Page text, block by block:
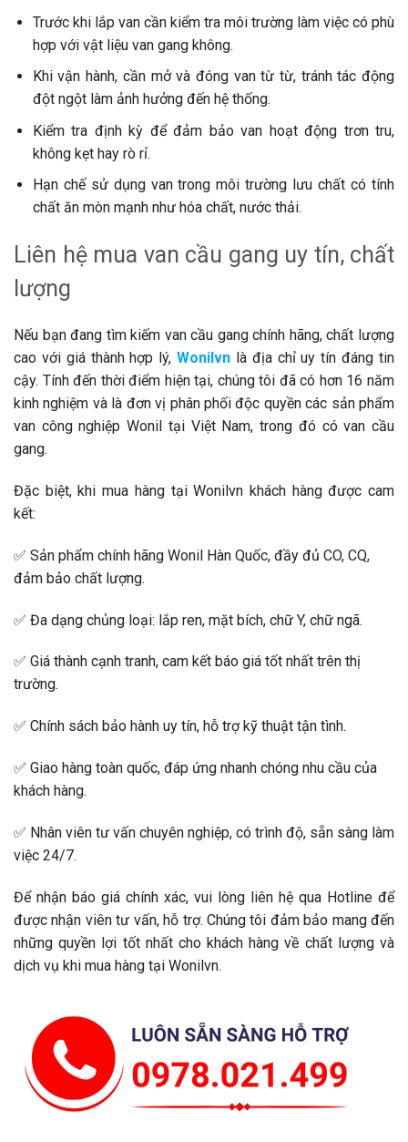
Trước khi lắp van cần kiểm tra môi trường làm việc có phù
hợp với vật liệu van gang không.
Khi vận hành, cần mở và đóng van từ từ, tránh tác động
đột ngột làm ảnh hưởng đến hệ thống.
Kiểm tra định kỳ để đảm bảo van hoạt động trơn tru,
không kẹt hay rò rỉ.
Hạn chế sử dụng van trong môi trường lưu chất có tính
chất ăn mòn mạnh như hóa chất, nước thải.
Liên hệ mua van cầu gang uy tín, chất
lượng
Nếu bạn đang tìm kiếm van cầu gang chính hãng, chất lượng
cao với giá thành hợp lý,Wonilvn là địa chỉ uy tín đáng tin
cậy. Tính đến thời điểm hiện tại, chúng tôi đã có hơn 16 năm
kinh nghiệm và là đơn vị phân phối độc quyền các sản phẩm
van công nghiệp Wonil tại Việt Nam, trong đó có van cầu
gang.
Đặc biệt, khi mua hàng tại Wonilvn khách hàng được cam
kết:
✅ Sản phẩm chính hãng Wonil Hàn Quốc, đầy đủ CO, CQ,
đảm bảo chất lượng.
✅ Đa dạng chủng loại: lắp ren, mặt bích, chữ Y, chữ ngã.
✅ Giá thành cạnh tranh, cam kết báo giá tốt nhất trên thị
trường.
✅ Chính sách bảo hành uy tín, hỗ trợ kỹ thuật tận tình.
✅ Giao hàng toàn quốc, đáp ứng nhanh chóng nhu cầu của
khách hàng.
✅ Nhân viên tư vấn chuyên nghiệp, có trình độ, sẵn sàng làm
việc 24/7.
Để nhận báo giá chính xác, vui lòng liên hệ qua Hotline để
được nhận viên tư vấn, hỗ trợ. Chúng tôi đảm bảo mang đến
những quyền lợi tốt nhất cho khách hàng về chất lượng và
dịch vụ khi mua hàng tại Wonilvn.